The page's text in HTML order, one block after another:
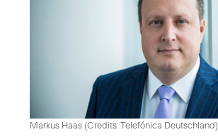
Markus Haas (Credits: Telefónica Deutschland)